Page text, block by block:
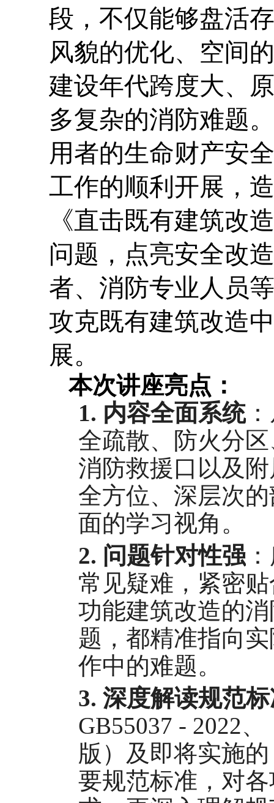
段，不仅能够盘活
风貌的优化、空间
建设年代跨度大、
多复杂的消防难题
用者的生命财产安
工作的顺利开展，
《直击既有建筑改
问题，点亮安全改
者、消防专业人员
攻克既有建筑改造
展。
本次讲座亮点：
1. 内容全面系统
全疏散、防火分
消防救援口以及
全方位、深层次
面的学习视角。
2. 问题针对性强
常见疑难，紧密
功能建筑改造的
题，都精准指向
作中的难题。
3. 深度解读规范
GB55037 - 2022
版） 及即将实施
要规范标准，对